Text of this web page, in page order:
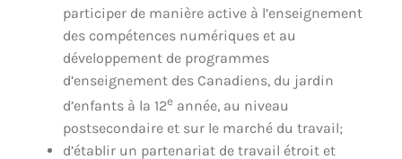
participer de manière active à l’enseignement
des compétences numériques et au
développement de programmes
d’enseignement des Canadiens, du jardin
d’enfants à la 12e année, au niveau
postsecondaire et sur le marché du travail;
d’établir un partenariat de travail étroit et